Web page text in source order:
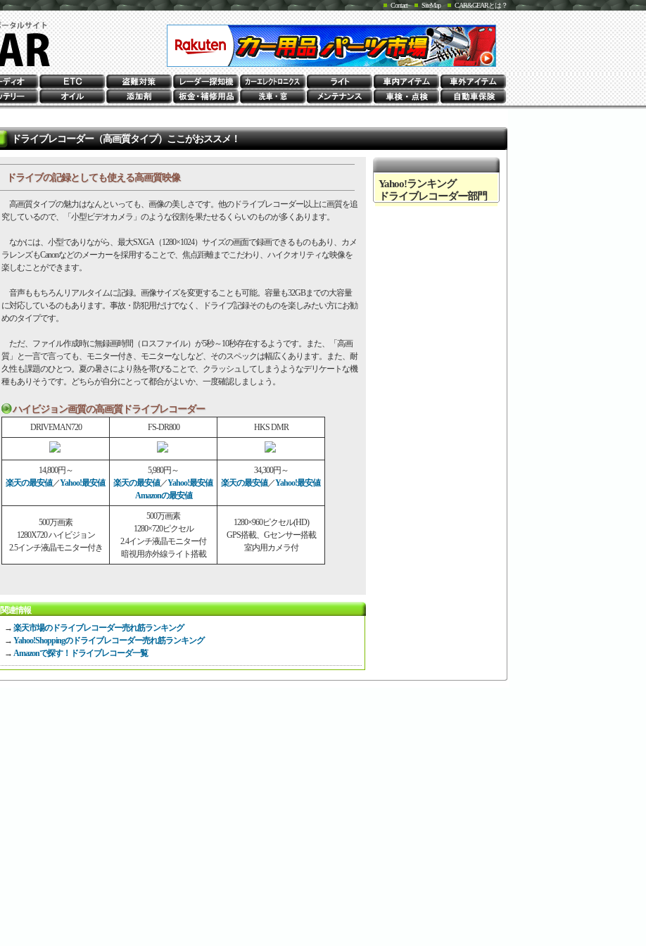
CAR&GEARとは？
SiteMap
Contact
ドライブレコーダー（高画質タイプ）ここがおススメ！
ドライブの記録としても使える高画質映像
高画質タイプの魅力はなんといっても、画像の美しさです。他のドライブレコーダー以上に画質を追
究しているので、「小型ビデオカメラ」のような役割を果たせるくらいのものが多くあります。
なかには、小型でありながら、最大SXGA（1280×1024）サイズの画面で録画できるものもあり、カメ
ラレンズもCanonなどのメーカーを採用することで、焦点距離までこだわり、ハイクオリティな映像を
楽しむことができます。
音声ももちろんリアルタイムに記録。画像サイズを変更することも可能。容量も32GBまでの大容量
に対応しているのもあります。事故・防犯用だけでなく、ドライブ記録そのものを楽しみたい方にお勧
めのタイプです。
ただ、ファイル作成時に無録画時間（ロスファイル）が5秒～10秒存在するようです。また、「高画
質」と一言で言っても、モニター付き、モニターなしなど、そのスペックは幅広くあります。また、耐
久性も課題のひとつ。夏の暑さにより熱を帯びることで、クラッシュしてしまうようなデリケートな機
種もありそうです。どちらが自分にとって都合がよいか、一度確認しましょう。
ハイビジョン画質の高画質ドライブレコーダー
DRIVEMAN720 FS-DR800 HKS DMR
14,800円～
楽天の最安値／Yahoo!最安値
5,980円～
楽天の最安値／Yahoo!最安値
Amazonの最安値
34,300円～
楽天の最安値／Yahoo!最安値
500万画素
1280X720 ハイビジョン
2.5インチ液晶モニター付き
500万画素
1280×720ピクセル
2.4インチ液晶モニター付
暗視用赤外線ライト搭載
1280×960ピクセル(HD)
GPS搭載、Gセンサー搭載
室内用カメラ付
関連情報
→ 楽天市場のドライブレコーダー売れ筋ランキング
→ Yahoo!Shoppingのドライブレコーダー売れ筋ランキング
→ Amazonで探す！ドライブレコーダ一覧
Yahoo!ランキング
ドライブレコーダー部門